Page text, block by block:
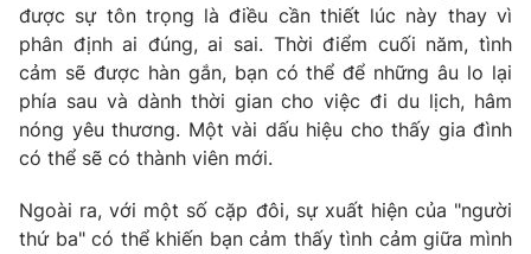
Ðiện thoại Thời báo VTV:024.66 897 897
Email: toasoan@vtv.vn
Liên hệ quảng cáo:024-7300.7108
được sự tôn trọng là điều cần thiết lúc này thay vì
phân định ai đúng, ai sai. Thời điểm cuối năm, tình
cảm sẽ được hàn gắn, bạn có thể để những âu lo lại
phía sau và dành thời gian cho việc đi du lịch, hâm
nóng yêu thương. Một vài dấu hiệu cho thấy gia đình
có thể sẽ có thành viên mới.
Ngoài ra, với một số cặp đôi, sự xuất hiện của "người
thứ ba" có thể khiến bạn cảm thấy tình cảm giữa mình